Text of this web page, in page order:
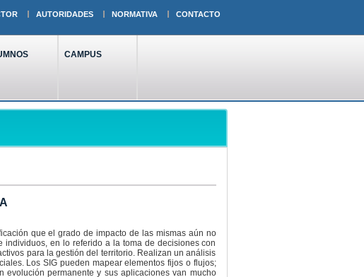
AUTORIDADES NORMATIVA CONTACTO
CAMPUS
que el grado de impacto de las mismas aún no
en lo referido a la toma de decisiones con
para la gestión del territorio. Realizan un análisis
Los SIG pueden mapear elementos fijos o flujos;
evolución permanente y sus aplicaciones van mucho